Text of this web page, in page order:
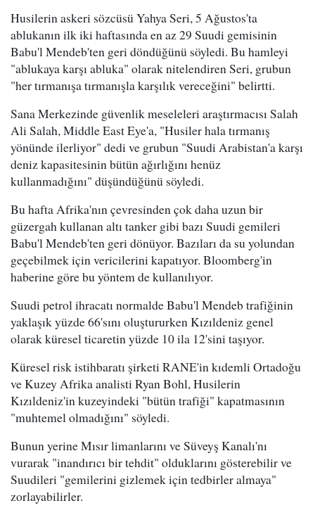
Husilerin askeri sözcüsü Yahya Seri, 5 Ağustos'ta
ablukanın ilk iki haftasında en az 29 Suudi gemisinin
Babu'l Mendeb'ten geri döndüğünü söyledi. Bu hamleyi
"ablukaya karşı abluka" olarak nitelendiren Seri, grubun
"her tırmanışa tırmanışla karşılık vereceğini" belirtti.
Sana Merkezinde güvenlik meseleleri araştırmacısı Salah
Ali Salah, Middle East Eye'a, "Husiler hala tırmanış
yönünde ilerliyor" dedi ve grubun "Suudi Arabistan'a karşı
deniz kapasitesinin bütün ağırlığını henüz
kullanmadığını" düşündüğünü söyledi.
Bu hafta Afrika'nın çevresinden çok daha uzun bir
güzergah kullanan altı tanker gibi bazı Suudi gemileri
Babu'l Mendeb'ten geri dönüyor. Bazıları da su yolundan
geçebilmek için vericilerini kapatıyor. Bloomberg'in
haberine göre bu yöntem de kullanılıyor.
Suudi petrol ihracatı normalde Babu'l Mendeb trafiğinin
yaklaşık yüzde 66'sını oluştururken Kızıldeniz genel
olarak küresel ticaretin yüzde 10 ila 12'sini taşıyor.
Küresel risk istihbaratı şirketi RANE'in kıdemli Ortadoğu
ve Kuzey Afrika analisti Ryan Bohl, Husilerin
Kızıldeniz'in kuzeyindeki "bütün trafiği" kapatmasının
"muhtemel olmadığını" söyledi.
Bunun yerine Mısır limanlarını ve Süveyş Kanalı'nı
vurarak "inandırıcı bir tehdit" olduklarını gösterebilir ve
Suudileri "gemilerini gizlemek için tedbirler almaya"
zorlayabilirler.